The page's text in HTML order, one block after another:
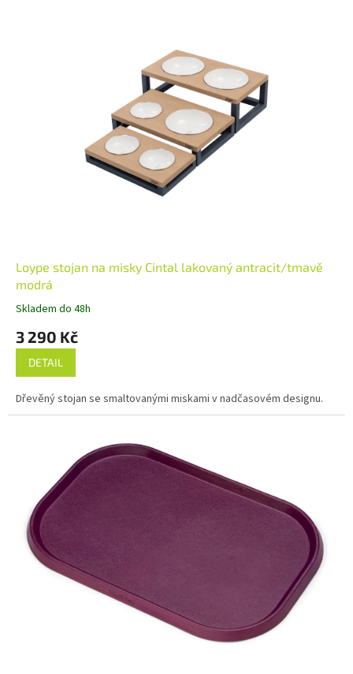
Loype stojan na misky Cintal lakovaný antracit/tmavě
modrá
Skladem do 48h
3 290 Kč
DETAIL
Dřevěný stojan se smaltovanými miskami v nadčasovém designu.